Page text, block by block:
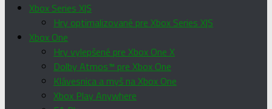
Xbox Series X|S
Hry optimalizované pre Xbox Series X|S
Xbox One
Hry vylepšené pre Xbox One X
Dolby Atmos™ pre Xbox One
Klávesnica a myš na Xbox One
Xbox Play Anywhere